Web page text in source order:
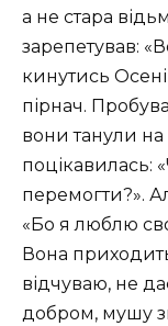
а не стара
зарепетував:
кинутись
пірнач.
вони танули
поцікавилась:
перемогти?».
«Бо я люблю
Вона
відчуваю, не
добром, мушу